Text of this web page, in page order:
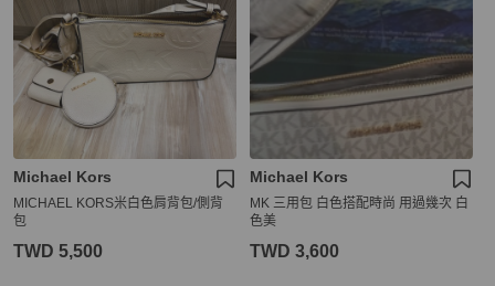
Michael Kors
MICHAEL KORS米白色肩背包/側背
包
TWD 5,500
Michael Kors
MK 三用包 白色搭配時尚 用過幾次 白
色美
TWD 3,600